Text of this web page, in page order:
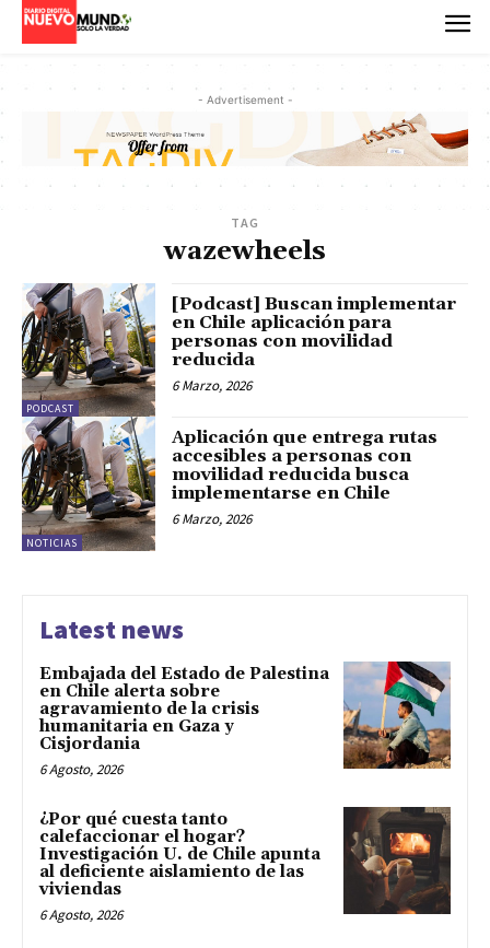
- Advertisement -
TAG
wazewheels
PODCAST
[Podcast] Buscan implementar
en Chile aplicación para
personas con movilidad
reducida
6 Marzo, 2026
NOTICIAS
Aplicación que entrega rutas
accesibles a personas con
movilidad reducida busca
implementarse en Chile
6 Marzo, 2026
Latest news
Embajada del Estado de Palestina
en Chile alerta sobre
agravamiento de la crisis
humanitaria en Gaza y
Cisjordania
6 Agosto, 2026
¿Por qué cuesta tanto
calefaccionar el hogar?
Investigación U. de Chile apunta
al deficiente aislamiento de las
viviendas
6 Agosto, 2026